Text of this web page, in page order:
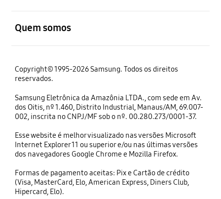
Quem somos
Copyright© 1995-2026 Samsung. Todos os direitos
reservados.
Samsung Eletrônica da Amazônia LTDA., com sede em Av.
dos Oitis, nº 1.460, Distrito Industrial, Manaus/AM, 69.007-
002, inscrita no CNPJ/MF sob o nº. 00.280.273/0001-37.
Esse website é melhor visualizado nas versões Microsoft
Internet Explorer 11 ou superior e/ou nas últimas versões
dos navegadores Google Chrome e Mozilla Firefox.
Formas de pagamento aceitas: Pix e Cartão de crédito
(Visa, MasterCard, Elo, American Express, Diners Club,
Hipercard, Elo).